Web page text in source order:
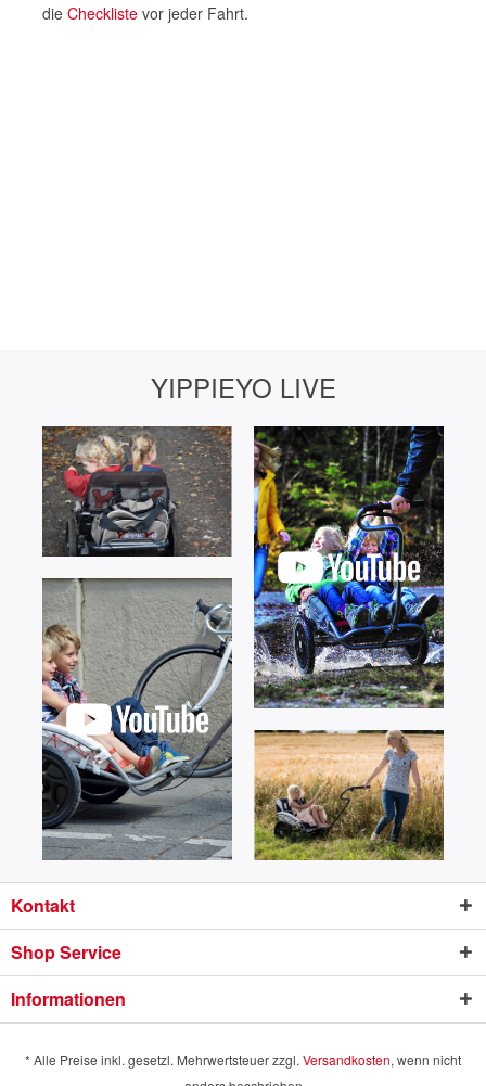
die Checklistevor jeder Fahrt.
YIPPIEYO LIVE
Kontakt
Shop Service
Informationen
* Alle Preise inkl. gesetzl. Mehrwertsteuer zzgl. Versandkosten, wenn nicht